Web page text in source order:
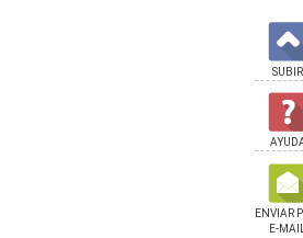
SUBIR
ENVIAR
E-